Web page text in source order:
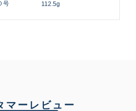
号 112.5g
マーレビュー